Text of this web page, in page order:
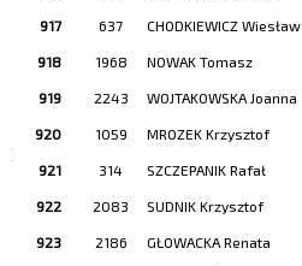
917 637 CHODKIEWICZ Wiesław
918 1968 NOWAK Tomasz
919 2243 WOJTAKOWSKA Joanna
920 1059 MROZEK Krzysztof
921 314 SZCZEPANIK Rafał
922 2083 SUDNIK Krzysztof
923 2186 GŁOWACKA Renata